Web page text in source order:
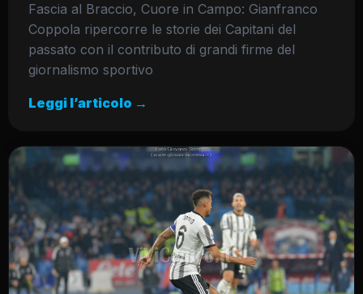
Fascia al Braccio, Cuore in Campo: Gianfranco
Coppola ripercorre le storie dei Capitani del
passato con il contributo di grandi firme del
giornalismo sportivo
Leggi l’articolo →